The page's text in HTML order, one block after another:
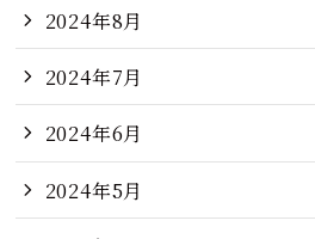
2024年8月
2024年7月
2024年6月
2024年5月